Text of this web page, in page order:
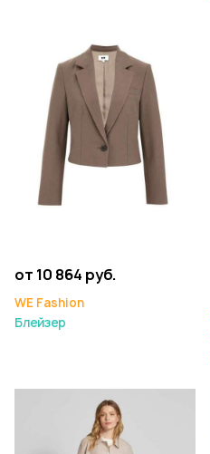
от 10 864 руб.
WE Fashion
Блейзер